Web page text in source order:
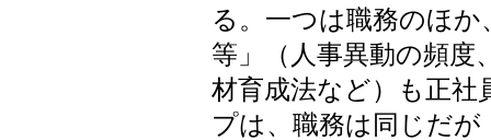
る。一つは職務のほ
等」（人事異動の頻度
材育成法など）も正社
プは、職務は同じだが